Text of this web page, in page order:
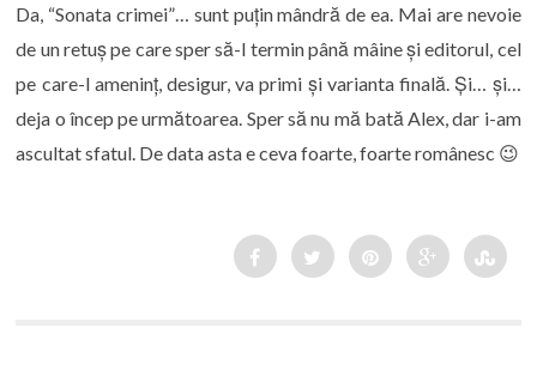
Da, “Sonata crimei”… sunt puțin mândră de ea. Mai are nevoie
de un retuș pe care sper să-l termin până mâine și editorul, cel
pe care-l ameninț, desigur, va primi și varianta finală. Și… și…
deja o încep pe următoarea. Sper să nu mă bată Alex, dar i-am
ascultat sfatul. De data asta e ceva foarte, foarte românesc 😉